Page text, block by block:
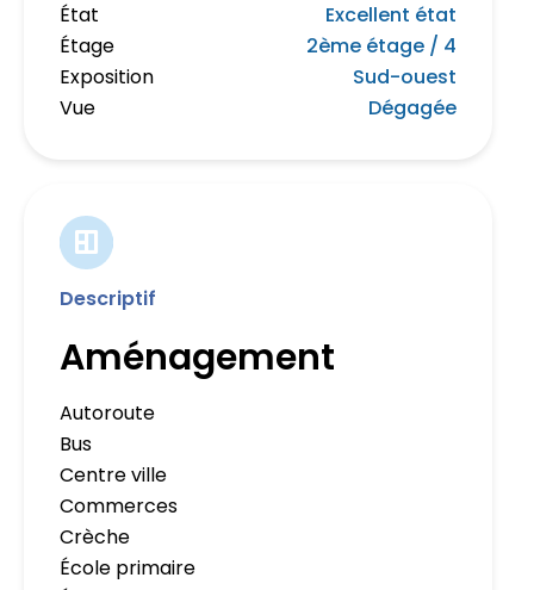
État
Excellent état
Étage
2ème étage / 4
Exposition
Sud-ouest
Vue
Dégagée
Descriptif
Aménagement
Autoroute
Bus
Centre ville
Commerces
Crèche
École primaire